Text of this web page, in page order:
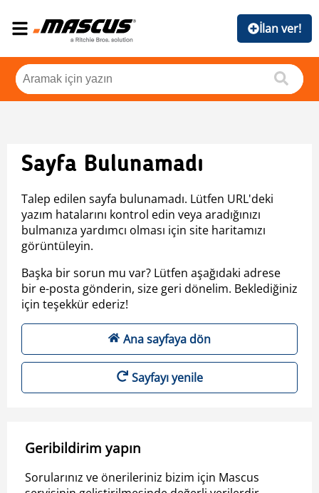
İlan ver!
Sayfa Bulunamadı
Talep edilen sayfa bulunamadı. Lütfen URL'deki
yazım hatalarını kontrol edin veya aradığınızı
bulmanıza yardımcı olması için site haritamızı
görüntüleyin.
Başka bir sorun mu var? Lütfen aşağıdaki adrese
bir e-posta gönderin, size geri dönelim. Beklediğiniz
için teşekkür ederiz!
Ana sayfaya dön
Sayfayı yenile
Geribildirim yapın
Sorularınız ve önerileriniz bizim için Mascus